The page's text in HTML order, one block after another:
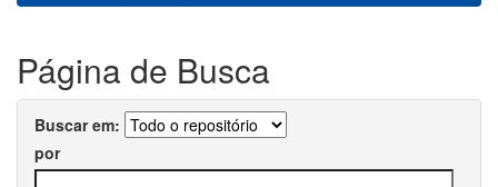
Página de Busca
Buscar em:
por